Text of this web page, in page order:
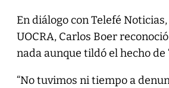
En diálogo con Telefé
UOCRA, Carlos Boer
nada aunque tildó el hecho de
“No tuvimos ni tiempo a